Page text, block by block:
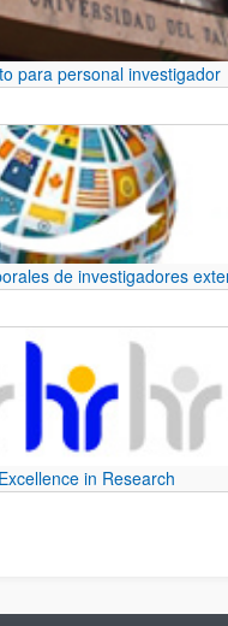
para personal investigador
de investigadores
in Research